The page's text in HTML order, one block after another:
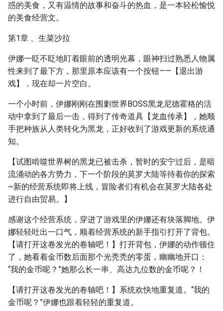
惑的美食，又有温情的故事和奋斗的热血，是一本轻松愉悦
的美食经营文。
第1章 、生菜沙拉
伊娜一眨不眨地盯着眼前的透明光幕，眼神扫过熟悉人物属
性来到了最下方，那里原本应该有一个按钮——【退出游
戏】，现在却一片空白。
一个小时前，伊娜刚刚在围剿世界BOSS黑龙尼德霍格的活
动中拿到了最后一击，得到了传奇道具【龙血传承】，她顺
手把种族从人类转化为黑龙，正好收到了游戏更新的系统通
知。
【试图啃噬世界树的黑龙已被击杀，暂时的安宁过后，是暗
流涌动的各方势力，下一个阶段的莫罗大陆等待着你的探索
~新的经营系统即将上线，冒险者们有机会在莫罗大陆各处
进行自由贸易。】
感谢这个经营系统，穿进了游戏里的伊娜还有块落脚地。伊
娜轻轻吐出一口气，顺着经营系统的新手指引打开了背包。
【请打开这卷发光的卷轴吧！】打开背包，伊娜的动作顿住
了，她看着金币数后面那个光秃秃的零蛋，幽幽地开口：
“我的金币呢？”她那么长一串、高达九位数的金币呢？！
【请打开这卷发光的卷轴吧！】系统欢快地重复道。“我的
金币呢？”伊娜也跟着轻轻的重复道。